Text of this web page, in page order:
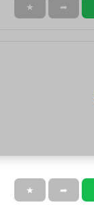
★ ➦
★ ➦